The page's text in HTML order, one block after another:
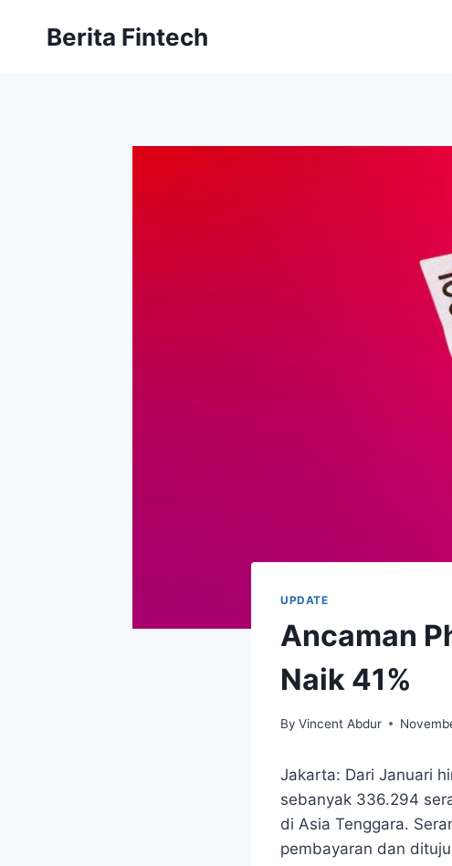
Berita Fintech
UPDATE
Ancaman
Naik 41%
By Vincent Abdur
Jakarta: Dari Januari
sebanyak 336.294
di Asia Tenggara.
pembayaran dan